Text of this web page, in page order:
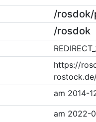
/rosdok/
/rosdok
https://
am 2014-
am 2022-